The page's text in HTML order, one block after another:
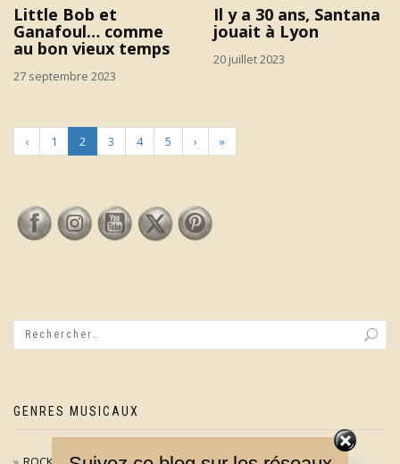
Little Bob et
Ganafoul… comme
au bon vieux temps
27 septembre 2023
Il y a 30 ans, Santana
jouait à Lyon
20 juillet 2023
‹ 1 2 3 4 5 › »
GENRES MUSICAUX